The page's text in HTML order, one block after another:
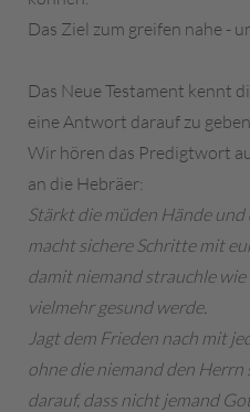
Das Ziel zum greifen nahe -
Das Neue Testament kennt
eine Antwort darauf zu
Wir hören das Predigtwort
an die Hebräer:
Stärkt die müden Hände
macht sichere Schritte mit
damit niemand strauchle wie
vielmehr gesund werde.
Jagt dem Frieden nach mit
ohne die niemand den
darauf, dass nicht jemand